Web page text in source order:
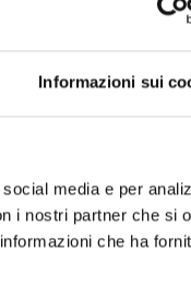
Informazioni sui
media e per
i nostri partner che si
che ha